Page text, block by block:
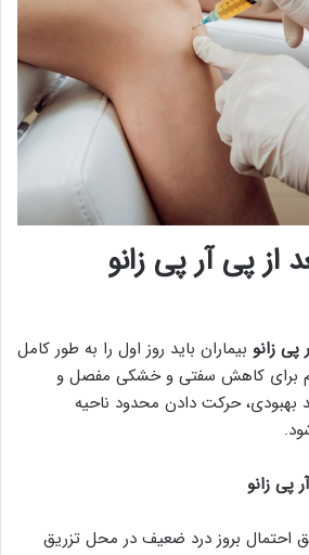
از پی آر پی زانو
پی زانو بیماران باید روز اول را به طور کامل
برای کاهش سفتی و خشکی مفصل و
بهبودی، حرکت دادن محدود ناحیه
پی زانو
احتمال بروز درد ضعیف در محل تزریق